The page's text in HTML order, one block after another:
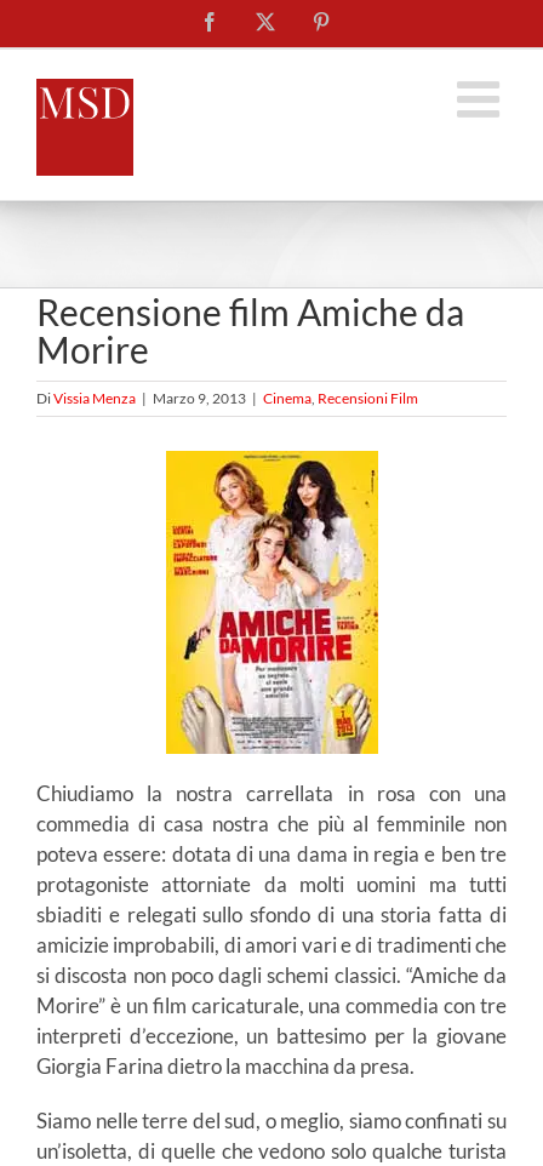
al
contenuto
Facebook
Recensione film Amiche da
Morire
DiVissia Menza | Marzo 9, 2013 | Cinema, Recensioni Film
Chiudiamo la nostra carrellata in rosa con una
commedia di casa nostra che più al femminile non
poteva essere: dotata di una dama in regia e ben tre
protagoniste attorniate da molti uomini ma tutti
sbiaditi e relegati sullo sfondo di una storia fatta di
amicizie improbabili, di amori vari e di tradimenti che
si discosta non poco dagli schemi classici. “Amiche da
Morire” è un film caricaturale, una commedia con tre
interpreti d’eccezione, un battesimo per la giovane
Giorgia Farina dietro la macchina da presa.
Siamo nelle terre del sud, o meglio, siamo confinati su
un’isoletta, di quelle che vedono solo qualche turista